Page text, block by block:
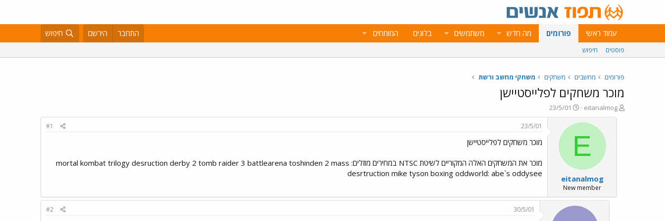
עמוד ראשי פורומים מה חדש משתמשים בלוגים המומחים התחבר הירשם חיפוש
פוסטים חיפוש
פורומים מחשבים משחקים משחקי מחשב ורשת
מוכר משחקים לפלייסטיישן
פ
ו
eitanalmog
פ
ו
ר
א
ר
י
ך
23/5/01
E
eitanalmog
New member
23/5/01
#1
מוכר משחקים לפלייסטיישן
מוכר את המשחקים האלה המקוריים לשיטת NTSC במחירים מוזלים: mortal kombat trilogy desruction derby 2 tomb raider 3 battlearena toshinden 2 mass
desrtruction mike tyson boxing oddworld: abe`s oddysee
30/5/01
#2